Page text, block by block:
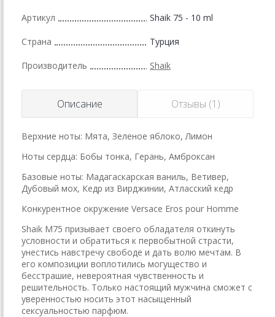
Артикул Shaik 75 - 10 ml
Страна Турция
Производитель Shaik
Описание Отзывы (1)
Верхние ноты: Мята, Зеленое яблоко, Лимон
Ноты сердца: Бобы тонка, Герань, Амброксан
Базовые ноты: Мадагаскарская ваниль, Ветивер,
Дубовый мох, Кедр из Вирджинии, Атласский кедр
Конкурентное окружение Versace Eros pour Homme
Shaik M75 призывает своего обладателя откинуть
условности и обратиться к первобытной страсти,
унестись навстречу свободе и дать волю мечтам. В
его композиции воплотились могущество и
бесстрашие, невероятная чувственность и
решительность. Только настоящий мужчина сможет с
уверенностью носить этот насыщенный
сексуальностью парфюм.